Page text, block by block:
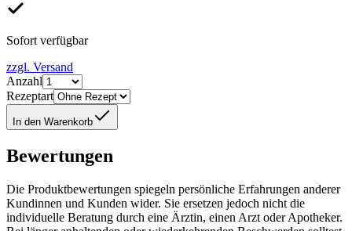
Sofort verfügbar
zzgl. Versand
Anzahl
Rezeptart
In den Warenkorb
Bewertungen
Die Produktbewertungen spiegeln persönliche Erfahrungen anderer
Kundinnen und Kunden wider. Sie ersetzen jedoch nicht die
individuelle Beratung durch eine Ärztin, einen Arzt oder Apotheker.